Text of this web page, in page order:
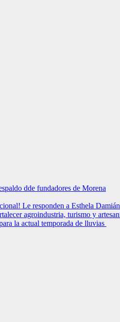
dde fundadores de Morena
Le responden a Esthela
agroindustria, turismo y
la actual temporada de lluvias